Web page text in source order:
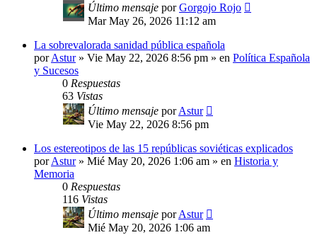
Último mensaje porGorgojo Rojo
Mar May 26, 2026 11:12 am
La sobrevalorada sanidad pública española
porAstur» Vie May 22, 2026 8:56 pm » en Política Española
y Sucesos
0 Respuestas
63 Vistas
Último mensaje porAstur
Vie May 22, 2026 8:56 pm
Los estereotipos de las 15 repúblicas soviéticas explicados
porAstur» Mié May 20, 2026 1:06 am » en Historia y
Memoria
0 Respuestas
116 Vistas
Último mensaje porAstur
Mié May 20, 2026 1:06 am